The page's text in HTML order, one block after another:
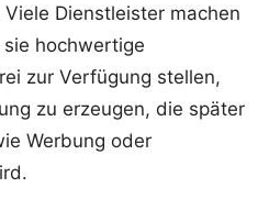
Dienstleister machen
hochwertige
zur Verfügung stellen,
zu erzeugen, die später
Werbung oder